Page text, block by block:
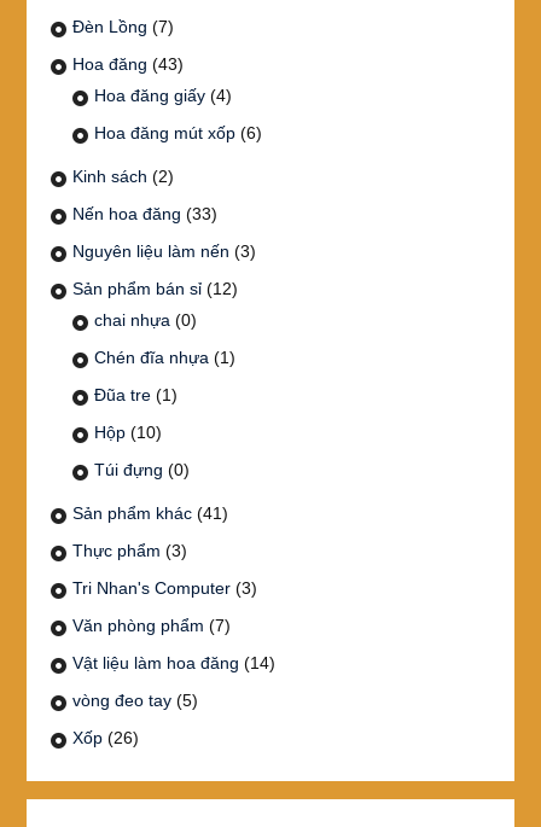
Đèn Lồng (7)
Hoa đăng (43)
Hoa đăng giấy (4)
Hoa đăng mút xốp (6)
Kinh sách (2)
Nến hoa đăng (33)
Nguyên liệu làm nến (3)
Sản phẩm bán sỉ (12)
chai nhựa (0)
Chén đĩa nhựa (1)
Đũa tre (1)
Hộp (10)
Túi đựng (0)
Sản phẩm khác (41)
Thực phẩm (3)
Tri Nhan's Computer (3)
Văn phòng phẩm (7)
Vật liệu làm hoa đăng (14)
vòng đeo tay (5)
Xốp (26)